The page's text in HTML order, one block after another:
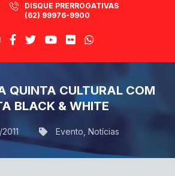
DISQUE PRERROGATIVAS
(62) 99976-9900
QUINTA CULTURAL COM
BLACK & WHITE
Evento Notícias